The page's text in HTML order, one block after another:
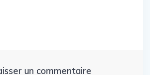
un commentaire